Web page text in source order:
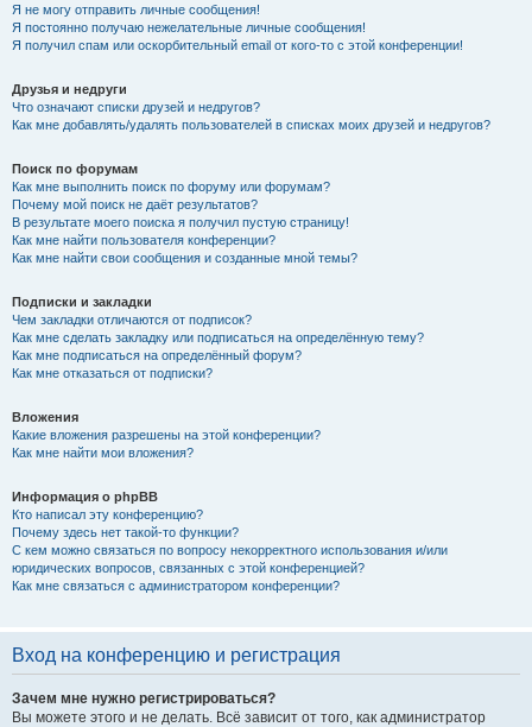
Я не могу отправить личные сообщения!
Я постоянно получаю нежелательные личные сообщения!
Я получил спам или оскорбительный email от кого-то с этой конференции!
Друзья и недруги
Что означают списки друзей и недругов?
Как мне добавлять/удалять пользователей в списках моих друзей и недругов?
Поиск по форумам
Как мне выполнить поиск по форуму или форумам?
Почему мой поиск не даёт результатов?
В результате моего поиска я получил пустую страницу!
Как мне найти пользователя конференции?
Как мне найти свои сообщения и созданные мной темы?
Подписки и закладки
Чем закладки отличаются от подписок?
Как мне сделать закладку или подписаться на определённую тему?
Как мне подписаться на определённый форум?
Как мне отказаться от подписки?
Вложения
Какие вложения разрешены на этой конференции?
Как мне найти мои вложения?
Информация о phpBB
Кто написал эту конференцию?
Почему здесь нет такой-то функции?
С кем можно связаться по вопросу некорректного использования и/или
юридических вопросов, связанных с этой конференцией?
Как мне связаться с администратором конференции?
Вход на конференцию и регистрация
Зачем мне нужно регистрироваться?
Вы можете этого и не делать. Всё зависит от того, как администратор